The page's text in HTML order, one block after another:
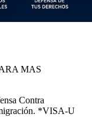
MAS
Contra
*VISA-U